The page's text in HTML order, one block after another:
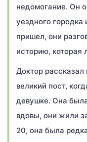
недомогание. Он
уездного городка
пришел, они
историю, которая
Доктор
великий пост,
девушке. Она
вдовы, они жили
20, она была